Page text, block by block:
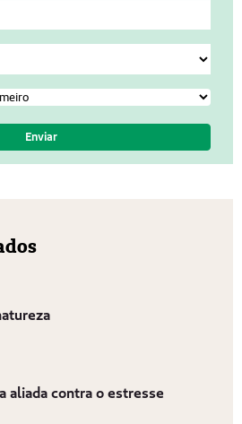
aliada contra o estresse